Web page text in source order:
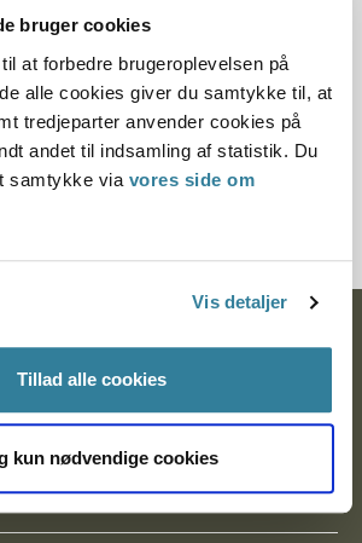
bruger cookies
at forbedre brugeroplevelsen på
alle cookies giver du samtykke til, at
tredjeparter anvender cookies på
andet til indsamling af statistik. Du
samtykke via vores side om
Vis detaljer
Tillad alle cookies
kun nødvendige cookies